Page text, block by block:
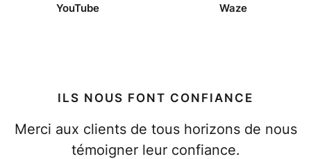
YouTube Waze
ILS NOUS FONT CONFIANCE
Merci aux clients de tous horizons de nous
témoigner leur confiance.